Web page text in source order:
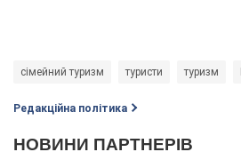
сімейний туризм туристи туризм
Редакційна політика